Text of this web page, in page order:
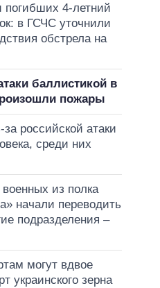
погибших 4-летний
в ГСЧС уточнили
обстрела на
баллистикой в
пожары
российской атаки
среди них
военных из полка
начали переводить
подразделения –
могут вдвое
украинского зерна